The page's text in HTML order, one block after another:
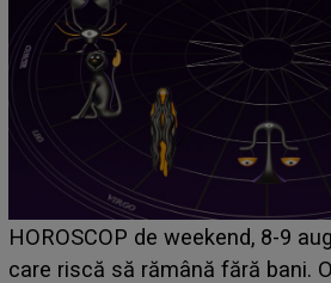
Emanuel a ținut ACEST
acum! În fața Alexandrei,